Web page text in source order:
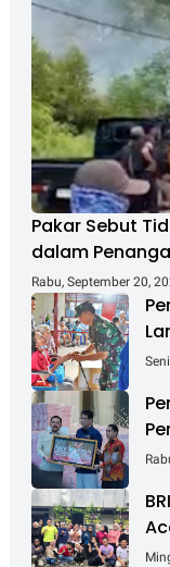
Pakar Sebut
dalam
Rabu, September 20,